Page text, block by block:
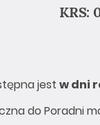
KRS:
jest w dni
do Poradni